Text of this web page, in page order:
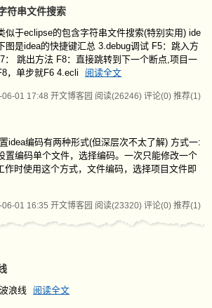
符串文件搜索
似于eclipse的包含字符串文件搜索(特别实用) ide
图是idea的快捷键汇总 3.debug调试 F5：跳入方
： 跳出方法 F8：直接跳转到下一个断点,项目一
，单步就F6 4.ecli
阅读全文
01 17:48 开文博客园 阅读(26246) 评论(0) 推荐(1)
idea编码有两种形式(但深层次不太了解) 方式一:
置编码单个文件，选择编码。一次只能修改一个
作时使用这个方式，文件编码，选择项目文件即
01 16:35 开文博客园 阅读(23320) 评论(0) 推荐(1)
浪线 阅读全文